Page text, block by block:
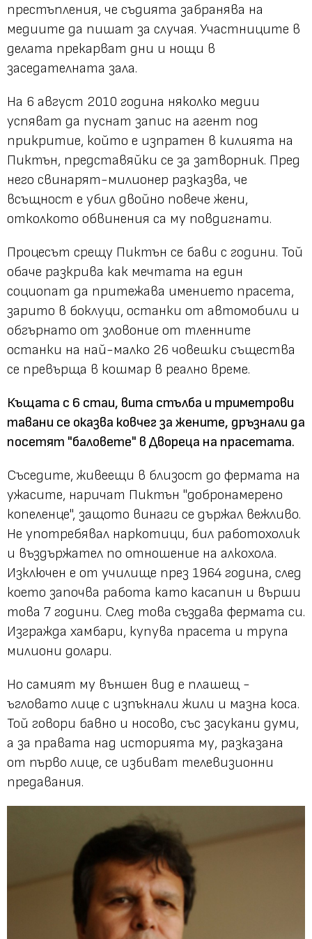
престъпления, че съдията забранява на
медиите да пишат за случая. Участниците в
делата прекарват дни и нощи в
заседателната зала.
На 6 август 2010 година няколко медии
успяват да пуснат запис на агент под
прикритие, който е изпратен в килията на
Пиктън, представяйки се за затворник. Пред
него свинарят-милионер разказва, че
всъщност е убил двойно повече жени,
отколкото обвинения са му повдигнати.
Процесът срещу Пиктън се бави с години. Той
обаче разкрива как мечтата на един
социопат да притежава имението прасета,
зарито в боклуци, останки от автомобили и
обгърнато от зловоние от тленните
останки на най-малко 26 човешки същества
се превърща в кошмар в реално време.
Къщата с 6 стаи, вита стълба и триметрови
тавани се оказва ковчег за жените, дръзнали да
посетят "баловете" в Двореца на прасетата.
Съседите, живеещи в близост до фермата на
ужасите, наричат Пиктън "добронамерено
копеленце", защото винаги се държал вежливо.
Не употребявал наркотици, бил работохолик
и въздържател по отношение на алкохола.
Изключен е от училище през 1964 година, след
което започва работа като касапин и върши
това 7 години. След това създава фермата си.
Изгражда хамбари, купува прасета и трупа
милиони долари.
Но самият му външен вид е плашещ -
ъгловато лице с изпъкнали жили и мазна коса.
Той говори бавно и носово, със засукани думи,
а за правата над историята му, разказана
от първо лице, се избиват телевизионни
предавания.